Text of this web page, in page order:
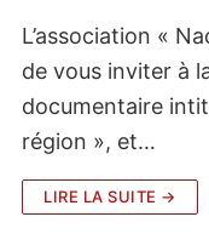
L’association «
de vous inviter à
documentaire
région », et…
LIRE LA SUITE →